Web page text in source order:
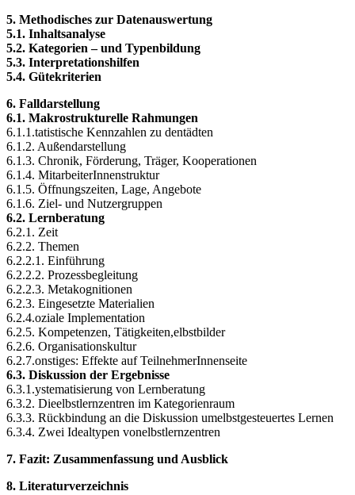
5. Methodisches zur Datenauswertung
5.1. Inhaltsanalyse
5.2. Kategorien – und Typenbildung
5.3. Interpretationshilfen
5.4. Gütekriterien
6. Falldarstellung
6.1. Makrostrukturelle Rahmungen
6.1.1.tatistische Kennzahlen zu dentädten
6.1.2. Außendarstellung
6.1.3. Chronik, Förderung, Träger, Kooperationen
6.1.4. MitarbeiterInnenstruktur
6.1.5. Öffnungszeiten, Lage, Angebote
6.1.6. Ziel- und Nutzergruppen
6.2. Lernberatung
6.2.1. Zeit
6.2.2. Themen
6.2.2.1. Einführung
6.2.2.2. Prozessbegleitung
6.2.2.3. Metakognitionen
6.2.3. Eingesetzte Materialien
6.2.4.oziale Implementation
6.2.5. Kompetenzen, Tätigkeiten,elbstbilder
6.2.6. Organisationskultur
6.2.7.onstiges: Effekte auf TeilnehmerInnenseite
6.3. Diskussion der Ergebnisse
6.3.1.ystematisierung von Lernberatung
6.3.2. Dieelbstlernzentren im Kategorienraum
6.3.3. Rückbindung an die Diskussion umelbstgesteuertes Lernen
6.3.4. Zwei Idealtypen vonelbstlernzentren
7. Fazit: Zusammenfassung und Ausblick
8. Literaturverzeichnis